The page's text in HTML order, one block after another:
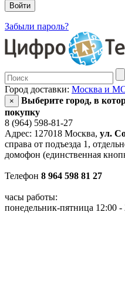
Забыли пароль?
Город доставки: Москва и
×
Выберите город, в
покупку
8 (964) 598-81-27
Адрес: 127018 Москва, ул.
справа от подъезда 1,
домофон (единственная
Телефон 8 964 598 81 27
часы работы:
понедельник-пятница 12:00 -